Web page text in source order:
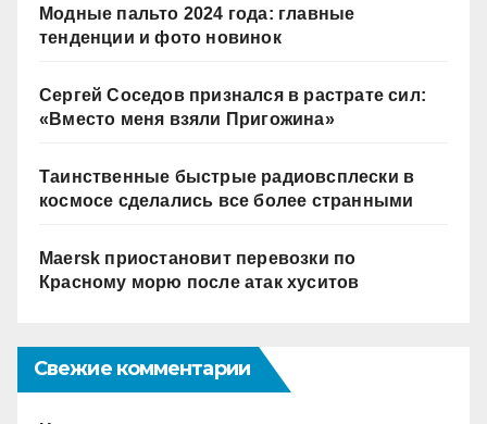
Модные пальто 2024 года: главные
тенденции и фото новинок
Сергей Соседов признался в растрате сил:
«Вместо меня взяли Пригожина»
Таинственные быстрые радиовсплески в
космосе сделались все более странными
Maersk приостановит перевозки по
Красному морю после атак хуситов
Свежие комментарии